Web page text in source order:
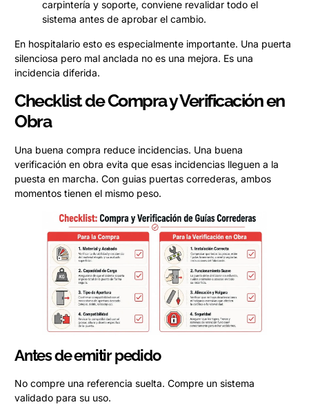
carpintería y soporte, conviene revalidar todo el
sistema antes de aprobar el cambio.
En hospitalario esto es especialmente importante. Una puerta
silenciosa pero mal anclada no es una mejora. Es una
incidencia diferida.
Checklist de Compra y Verificación en
Obra
Una buena compra reduce incidencias. Una buena
verificación en obra evita que esas incidencias lleguen a la
puesta en marcha. Con guias puertas correderas, ambos
momentos tienen el mismo peso.
Antes de emitir pedido
No compre una referencia suelta. Compre un sistema
validado para su uso.